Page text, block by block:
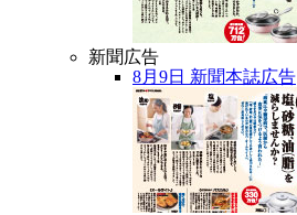
新聞広告
8月9日 新聞本誌広告